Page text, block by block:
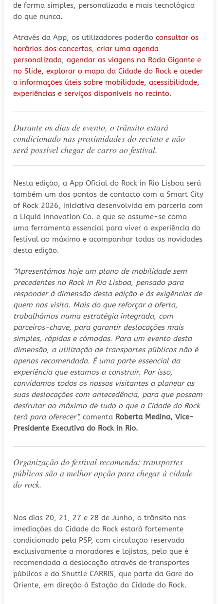
de forma simples, personalizada e mais tecnológica
do que nunca.
Através da App, os utilizadores poderão consultar os
horários dos concertos, criar uma agenda
personalizada, agendar as viagens na Roda Gigante e
no Slide, explorar o mapa da Cidade do Rock e aceder
a informações úteis sobre mobilidade, acessibilidade,
experiências e serviços disponíveis no recinto.
Durante os dias de evento, o trânsito estará
condicionado nas proximidades do recinto e não
será possível chegar de carro ao festival.
Nesta edição, a App Oficial do Rock in Rio Lisboa será
também um dos pontos de contacto com a Smart City
of Rock 2026, iniciativa desenvolvida em parceria com
a Liquid Innovation Co. e que se assume-se como
uma ferramenta essencial para viver a experiência do
festival ao máximo e acompanhar todas as novidades
desta edição.
“Apresentámos hoje um plano de mobilidade sem
precedentes no Rock in Rio Lisboa, pensado para
responder à dimensão desta edição e às exigências de
quem nos visita. Mais do que reforçar a oferta,
trabalhámos numa estratégia integrada, com
parceiros-chave, para garantir deslocações mais
simples, rápidas e cómodas. Para um evento desta
dimensão, a utilização de transportes públicos não é
apenas recomendada. É uma parte essencial da
experiência que estamos a construir. Por isso,
convidamos todos os nossos visitantes a planear as
suas deslocações com antecedência, para que possam
desfrutar ao máximo de tudo o que a Cidade do Rock
terá para oferecer”, comenta Roberta Medina, Vice-
Presidente Executiva do Rock in Rio.
Organização do festival recomenda: transportes
públicos são a melhor opção para chegar à cidade
do rock.
Nos dias 20, 21, 27 e 28 de Junho, o trânsito nas
imediações da Cidade do Rock estará fortemente
condicionado pela PSP, com circulação reservada
exclusivamente a moradores e lojistas, pelo que é
recomendada a deslocação através de transportes
públicos e do Shuttle CARRIS, que parte da Gare do
Oriente, em direção à Estação da Cidade do Rock.